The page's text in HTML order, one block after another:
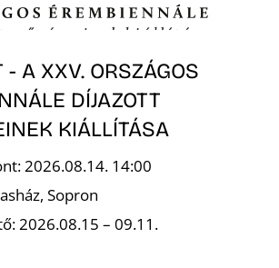
A XXV. ORSZÁGOS
DÍJAZOTT
KIÁLLÍTÁSA
2026.08.14. 14:00
Sopron
2026.08.15 – 09.11.